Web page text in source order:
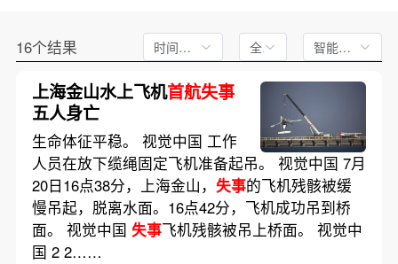
16个结果 时间不限 全文 智能排序
上海金山水上飞机首航失事
五人身亡
生命体征平稳。 视觉中国 工作
人员在放下缆绳固定飞机准备起吊。 视觉中国 7月
20日16点38分，上海金山， 失事的飞机残骸被缓
慢吊起，脱离水面。16点42分，飞机成功吊到桥
面。 视觉中国 失事飞机残骸被吊上桥面。 视觉中
国 2 2……